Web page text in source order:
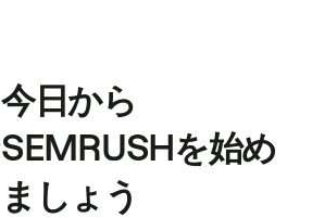
今日から
SEMRUSHを始め
ましょう